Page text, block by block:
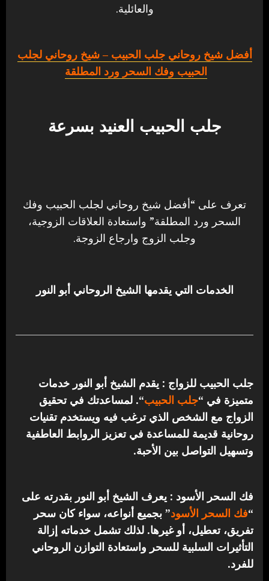
والعائلية.
أفضل شيخ روحاني جلب الحبيب – شيخ روحاني لجلب
الحبيب وفك السحر ورد المطلقة
جلب الحبيب العنيد بسرعة
تعرف على “أفضل شيخ روحاني لجلب الحبيب وفك
السحر ورد المطلقة” واستعادة العلاقات الزوجية،
وجلب الزوج وارجاع الزوجة.
الخدمات التي يقدمها الشيخ الروحاني أبو النور
جلب الحبيب للزواج : يقدم الشيخ أبو النور خدمات
متميزة في “جلب الحبيب“. لمساعدتك في تحقيق
الزواج مع الشخص الذي ترغب فيه ويستخدم تقنيات
روحانية قديمة للمساعدة في تعزيز الروابط العاطفية
وتسهيل التواصل بين الأحبة.
فك السحر الأسود : يعرف الشيخ أبو النور بقدرته على
“فك السحر الأسود” بجميع أنواعه، سواء كان سحر
تفريق، تعطيل، أو غيرها. لذلك تشمل خدماته إزالة
التأثيرات السلبية للسحر واستعادة التوازن الروحاني
للفرد.